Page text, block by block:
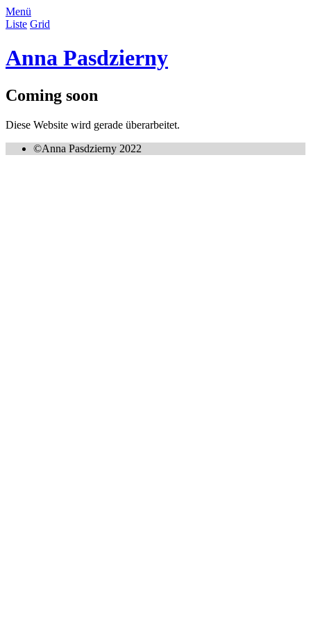
Menü
Liste Grid
Anna Pasdzierny
Coming soon
Diese Website wird gerade überarbeitet.
©Anna Pasdzierny 2022